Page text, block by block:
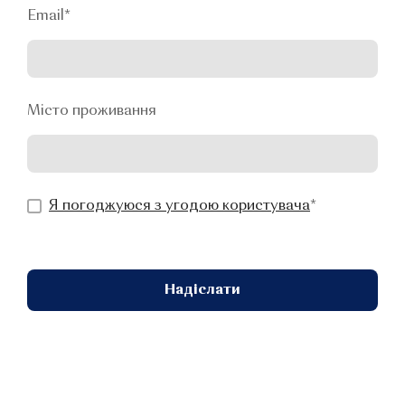
Email *
Місто проживання
Я погоджуюся з угодою користувача*
Надіслати